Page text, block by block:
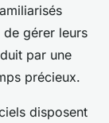
gérer leurs
par une
précieux.
disposent